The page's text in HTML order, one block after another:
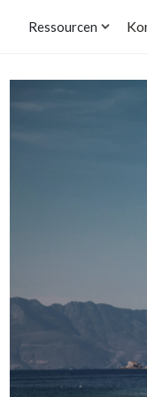
Ressourcen